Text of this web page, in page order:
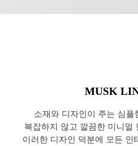
MUSK
소재와 디자인이 주는 심플
복잡하지 않고 깔끔한 미니멀
이러한 디자인 덕분에 모든 인